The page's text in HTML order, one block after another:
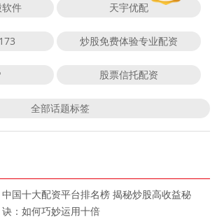
件 天宇优配
炒股免费体验专业配资
股票信托配资
全部话题标签
中国十大配资平台排名榜 揭秘炒股高收益秘
诀：如何巧妙运用十倍